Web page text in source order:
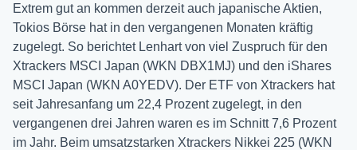
Extrem gut an kommen derzeit auch japanische Aktien,
Tokios Börse hat in den vergangenen Monaten kräftig
zugelegt. So berichtet Lenhart von viel Zuspruch für den
Xtrackers MSCI Japan (WKN DBX1MJ) und den iShares
MSCI Japan (WKN A0YEDV). Der ETF von Xtrackers hat
seit Jahresanfang um 22,4 Prozent zugelegt, in den
vergangenen drei Jahren waren es im Schnitt 7,6 Prozent
im Jahr. Beim umsatzstarken Xtrackers Nikkei 225 (WKN